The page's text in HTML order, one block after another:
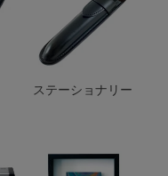
ステーショナリー